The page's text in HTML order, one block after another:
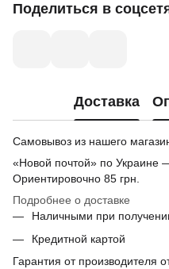
Поделиться в
Доставка
Самовывоз из нашего
«Новой почтой» по Украине
Ориентировочно 85 грн.
Подробнее о доставке
Наличными при
Кредитной картой
Гарантия от производителя